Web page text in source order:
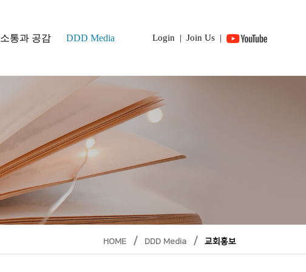
소통과 공감 DDD Media Login | Join Us |
HOME / DDD Media / 교회홍보